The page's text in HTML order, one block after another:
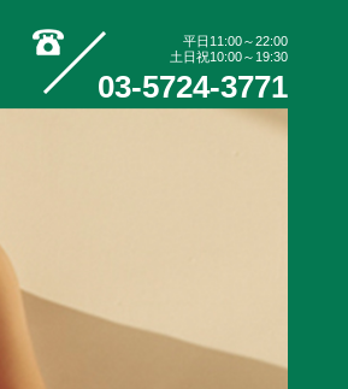
平日11:00～22:00
土日祝10:00～19:30
03-5724-3771